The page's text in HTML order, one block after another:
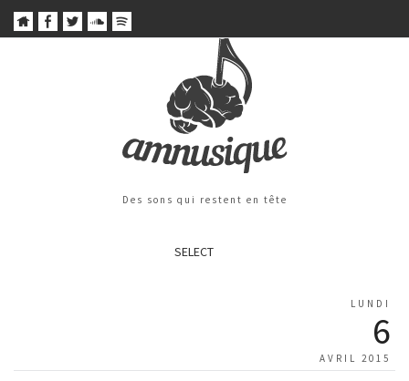
Des sons qui restent en tête
SELECT
LUNDI
6
AVRIL 2015